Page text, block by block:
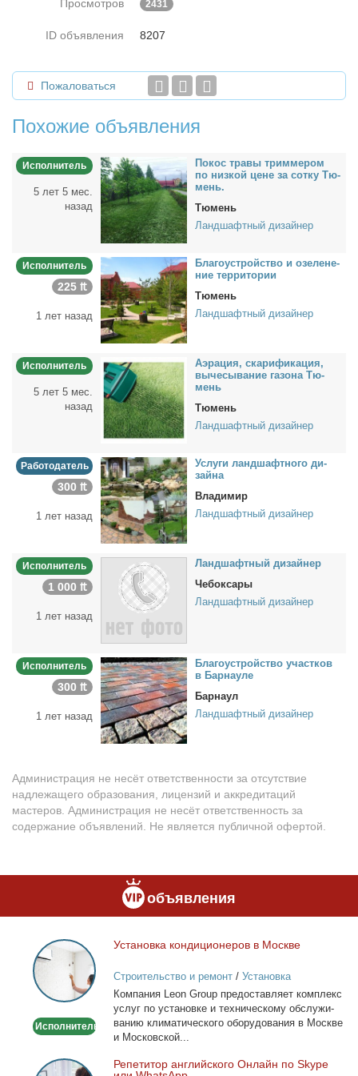
Просмотров 2431
ID объявления 8207
Пожаловаться
Похожие объявления
Исполнитель
5 лет 5 мес.
назад
По­кос тра­вы трим­ме­ром
по низ­кой цене за сотку Тю­
мень.
Тюмень
Ландшафтный дизайнер
Исполнитель
225 ₶
1 лет назад
Бла­го­устрой­ство и озе­ле­не­
ние тер­ри­то­рии
Тюмень
Ландшафтный дизайнер
Исполнитель
5 лет 5 мес.
назад
Аэра­ция, ска­ри­фи­ка­ция,
вы­че­сы­ва­ние га­зо­на Тю­
мень
Тюмень
Ландшафтный дизайнер
Работодатель
300 ₶
1 лет назад
Услу­ги ланд­шафт­но­го ди­
зай­на
Владимир
Ландшафтный дизайнер
Исполнитель
1 000 ₶
1 лет назад
Ланд­шафт­ный ди­зай­нер
Чебоксары
Ландшафтный дизайнер
Исполнитель
300 ₶
1 лет назад
Бла­го­устрой­ство участ­ков
в Бар­нау­ле
Барнаул
Ландшафтный дизайнер
Администрация не несёт ответственности за отсутствие
надлежащего образования, лицензий и аккредитаций
мастеров. Администрация не несёт ответственность за
содержание объявлений. Не является публичной офертой.
объявления
Установка
кондиционеров
в
Москве
Исполнитель
Уста­нов­ка кон­ди­ци­о­не­ров в Москве
Строительство и ремонт/ Установка
кондиционеров
Ком­па­ния Leon Group предо­став­ля­ет ком­плекс
услуг по уста­нов­ке и тех­ни­че­ско­му об­слу­жи­
ва­нию кли­ма­ти­че­ско­го обо­ру­до­ва­ния в Москве
и Мос­ков­ской...
Репетитор
Ре­пе­ти­тор ан­глий­ско­го Он­лайн по Skype